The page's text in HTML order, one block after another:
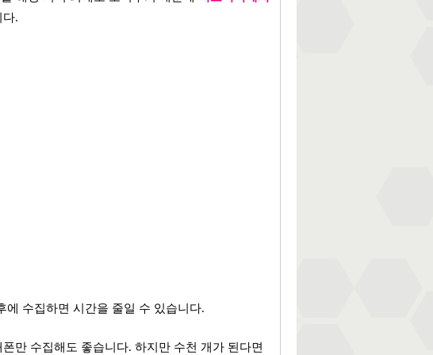
다.
에 수집하면 시간을 줄일 수 있습니다.
만 수집해도 좋습니다. 하지만 수천 개가 된다면